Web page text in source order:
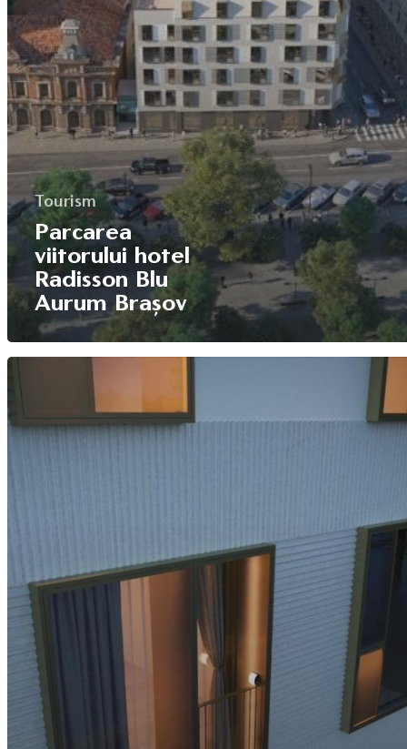
Tourism
Parcarea
viitorului hotel
Radisson Blu
Aurum Brașov
Despre noi
Domenii
Producție
Dezvoltare
Turism
Energie
Cariere
Noutăți
Contact
Contact
(+40) 368 450 127
(+40) 268 316 312
Strada Hermann
500331 Brașov, RO